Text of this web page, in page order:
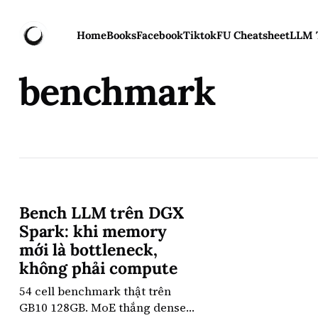
HomeBooksFacebookTiktokFU CheatsheetLLM
benchmark
Bench LLM trên DGX
Spark: khi memory
mới là bottleneck,
không phải compute
54 cell benchmark thật trên
GB10 128GB. MoE thắng dense